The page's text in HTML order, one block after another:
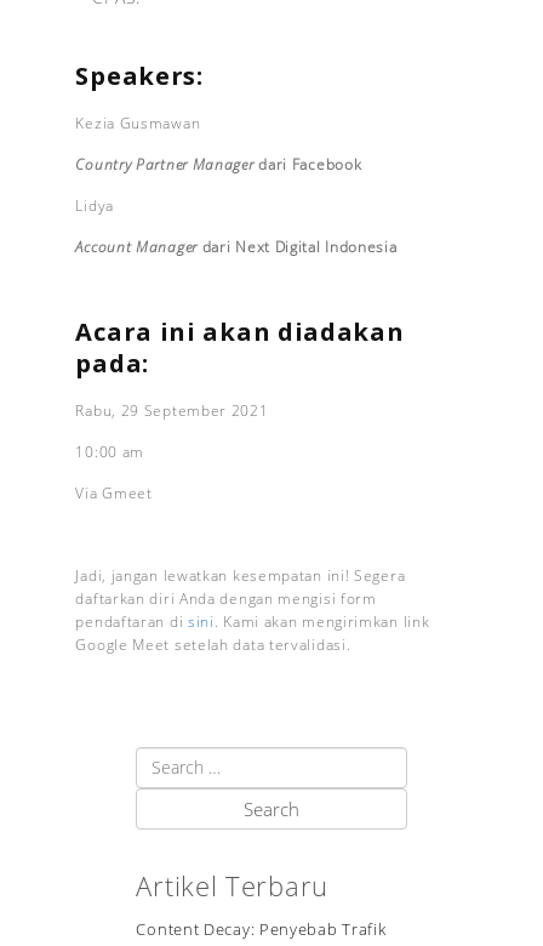
Speakers:
Kezia Gusmawan
Country Partner Managerdari Facebook
Lidya
Account Manager dari Next Digital Indonesia
Acara ini akan diadakan
pada:
Rabu, 29 September 2021
10:00 am
Via Gmeet
Jadi, jangan lewatkan kesempatan ini! Segera
daftarkan diri Anda dengan mengisi form
pendaftaran di sini . Kami akan mengirimkan link
Google Meet setelah data tervalidasi.
Artikel Terbaru
Content Decay: Penyebab Trafik